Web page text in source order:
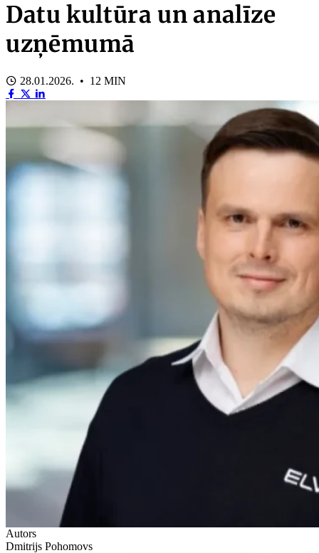
Datu kultūra un analīze
uzņēmumā
28.01.2026. • 12 MIN
Autors
Dmitrijs Pohomovs